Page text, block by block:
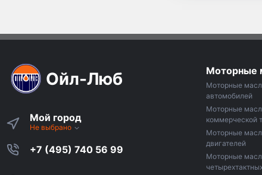
Ойл-Люб
Мой город
Не выбрано
+7 (495) 740 56 99
Моторные
Моторные
автомобилей
Моторные
коммерческой
Моторные
двигателей
Моторные